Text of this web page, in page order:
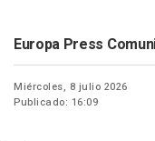
Europa Press
Miércoles, 8 julio 2026
Publicado: 16:09